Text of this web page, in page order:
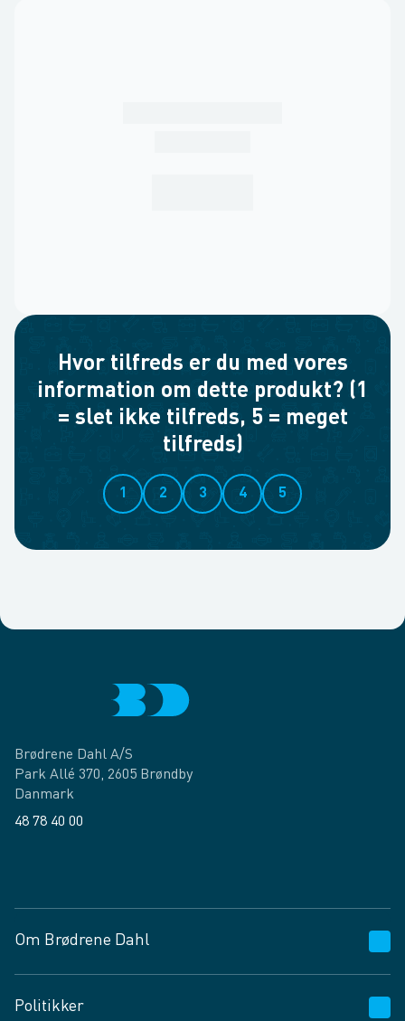
Hvor tilfreds er du med vores
information om dette produkt? (1
= slet ikke tilfreds, 5 = meget
tilfreds)
1 2 3 4 5
Brødrene Dahl A/S
Park Allé 370, 2605 Brøndby
Danmark
48 78 40 00
Om Brødrene Dahl
Vagttelefon 30 10 89 89
Politikker